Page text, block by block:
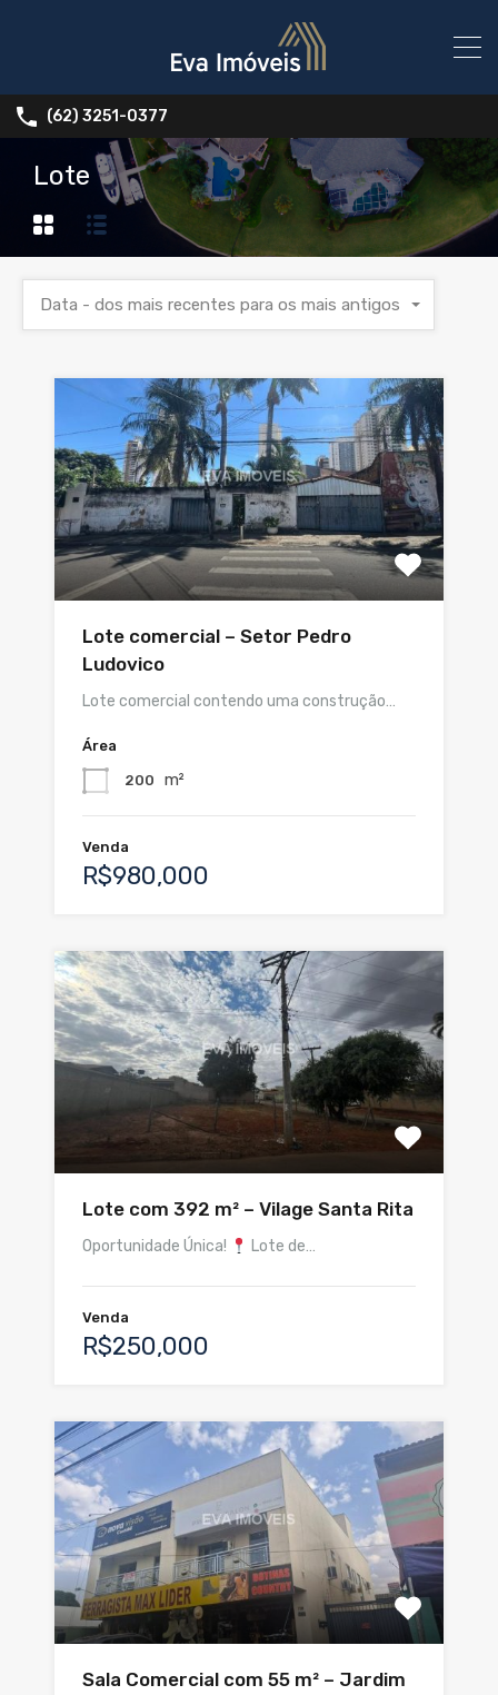
(62) 3251-0377
Lote
Data - dos mais recentes para os mais antigos
Lote comercial – Setor Pedro
Ludovico
Lote comercial contendo uma construção…
Área
200 m²
Venda
R$980,000
Lote com 392 m² – Vilage Santa Rita
Oportunidade Única! Lote de…
Venda
R$250,000
Sala Comercial com 55 m² – Jardim